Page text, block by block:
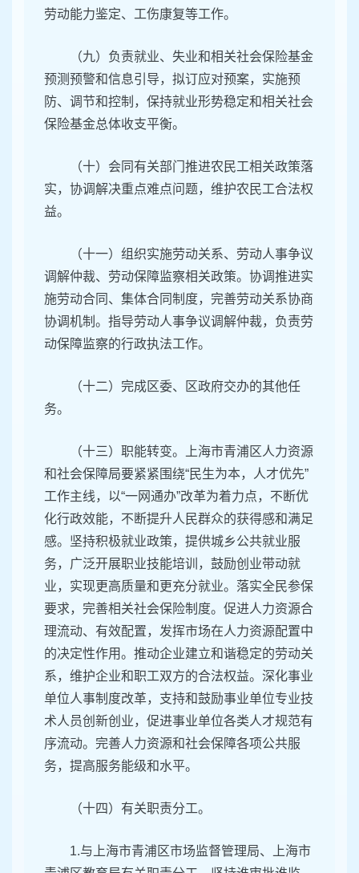
劳动能力鉴定、工伤康复等工作。
（九）负责就业、失业和相关社会保险基金
预测预警和信息引导，拟订应对预案，实施预
防、调节和控制，保持就业形势稳定和相关社会
保险基金总体收支平衡。
（十）会同有关部门推进农民工相关政策落
实，协调解决重点难点问题，维护农民工合法权
益。
（十一）组织实施劳动关系、劳动人事争议
调解仲裁、劳动保障监察相关政策。协调推进实
施劳动合同、集体合同制度，完善劳动关系协商
协调机制。指导劳动人事争议调解仲裁，负责劳
动保障监察的行政执法工作。
（十二）完成区委、区政府交办的其他任
务。
（十三）职能转变。上海市青浦区人力资源
和社会保障局要紧紧围绕“民生为本，人才优先”
工作主线，以“一网通办”改革为着力点，不断优
化行政效能，不断提升人民群众的获得感和满足
感。坚持积极就业政策，提供城乡公共就业服
务，广泛开展职业技能培训，鼓励创业带动就
业，实现更高质量和更充分就业。落实全民参保
要求，完善相关社会保险制度。促进人力资源合
理流动、有效配置，发挥市场在人力资源配置中
的决定性作用。推动企业建立和谐稳定的劳动关
系，维护企业和职工双方的合法权益。深化事业
单位人事制度改革，支持和鼓励事业单位专业技
术人员创新创业，促进事业单位各类人才规范有
序流动。完善人力资源和社会保障各项公共服
务，提高服务能级和水平。
（十四）有关职责分工。
1.与上海市青浦区市场监督管理局、上海市